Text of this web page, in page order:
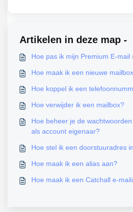
Artikelen in deze map -
Hoe pas ik mijn Premium E-mail
Hoe maak ik een nieuwe
Hoe koppel ik een
Hoe verwijder ik een mailbox?
Hoe beheer je de
als account eigenaar?
Hoe stel ik een doorstuuradres
Hoe maak ik een alias aan?
Hoe maak ik een Catchall e-